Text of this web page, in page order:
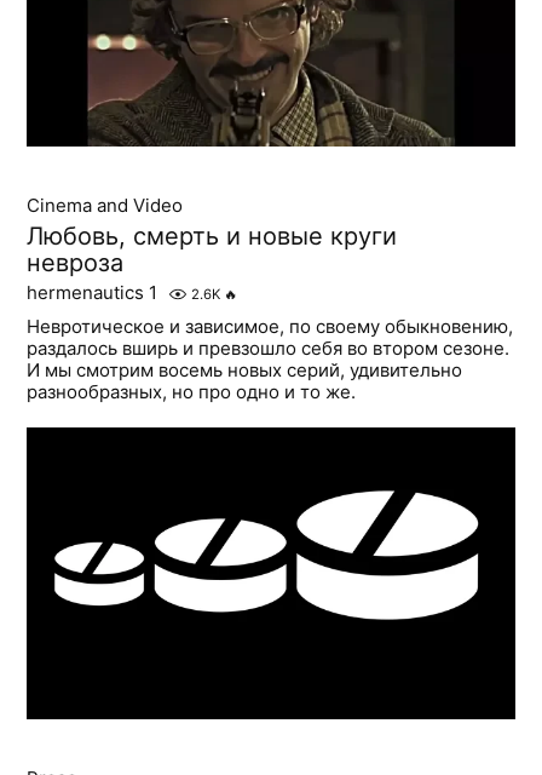
Cinema and Video
Любовь, смерть и новые круги
невроза
hermenautics 1 2.6K 🔥
Невротическое и зависимое, по своему обыкновению,
раздалось вширь и превзошло себя во втором сезоне.
И мы смотрим восемь новых серий, удивительно
разнообразных, но про одно и то же.